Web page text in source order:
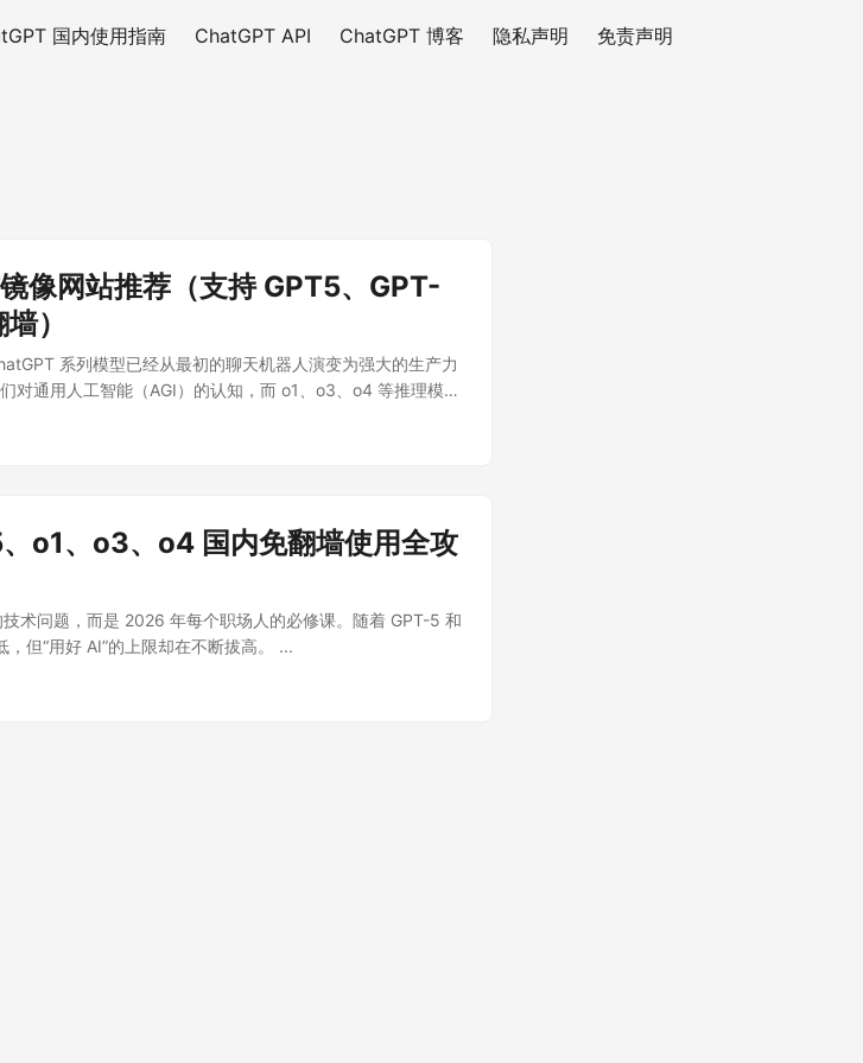
国内使用指南 ChatGPT API ChatGPT 博客 隐私声明 免责声明
像网站推荐（支持 GPT5、GPT-
）
系列模型已经从最初的聊天机器人演变为强大的生产力
对通用人工智能（AGI）的认知，而 o1、o3、o4 等推理模型
程领域达到了前所未有的高度。 ...
o1、o3、o4 国内免翻墙使用全攻
术问题，而是 2026 年每个职场人的必修课。随着 GPT-5 和
但“用好 AI”的上限却在不断拔高。 ...